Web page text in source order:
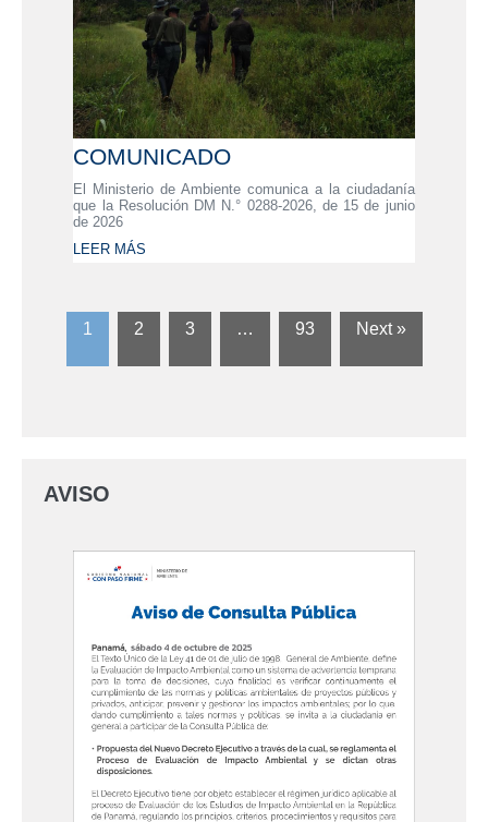
COMUNICADO
El Ministerio de Ambiente comunica a la ciudadanía
que la Resolución DM N.° 0288-2026, de 15 de junio
de 2026
LEER MÁS
1 2 3 … 93 Next »
AVISO